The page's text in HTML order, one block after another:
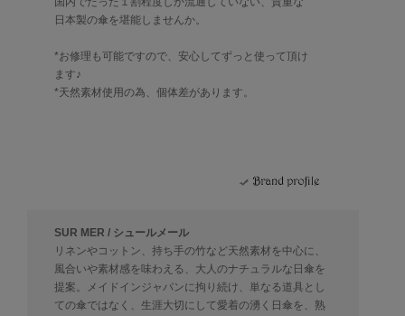
日本製の傘を堪能しませんか。
*お修理も可能ですので、安心してずっと使って頂け
ます♪
*天然素材使用の為、個体差があります。
SUR MER / シュールメール
リネンやコットン、持ち手の竹など天然素材を中心に、
風合いや素材感を味わえる、大人のナチュラルな日傘を
提案。メイドインジャパンに拘り続け、単なる道具とし
ての傘ではなく、生涯大切にして愛着の湧く日傘を、熟